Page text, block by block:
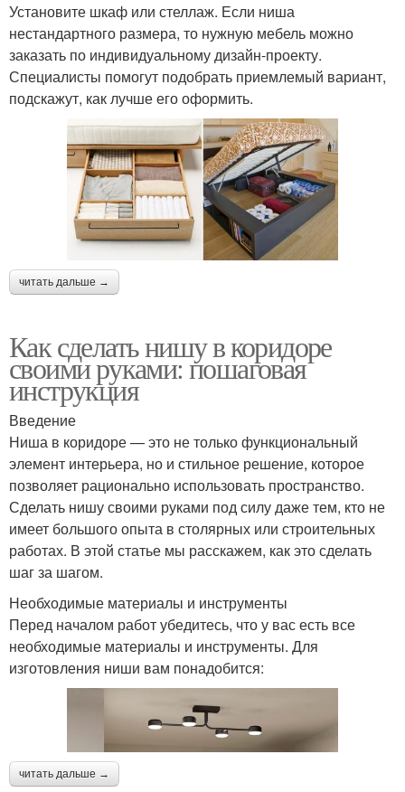
Установите шкаф или стеллаж. Если ниша
нестандартного размера, то нужную мебель можно
заказать по индивидуальному дизайн-проекту.
Специалисты помогут подобрать приемлемый вариант,
подскажут, как лучше его оформить.
читать дальше →
Как сделать нишу в коридоре
своими руками: пошаговая
инструкция
Введение
Ниша в коридоре — это не только функциональный
элемент интерьера, но и стильное решение, которое
позволяет рационально использовать пространство.
Сделать нишу своими руками под силу даже тем, кто не
имеет большого опыта в столярных или строительных
работах. В этой статье мы расскажем, как это сделать
шаг за шагом.
Необходимые материалы и инструменты
Перед началом работ убедитесь, что у вас есть все
необходимые материалы и инструменты. Для
изготовления ниши вам понадобится:
читать дальше →